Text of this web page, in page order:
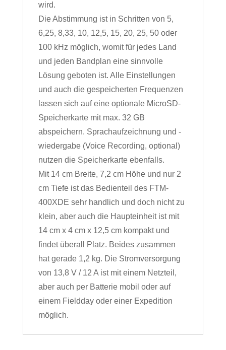
wird.
Die Abstimmung ist in Schritten von 5,
6,25, 8,33, 10, 12,5, 15, 20, 25, 50 oder
100 kHz möglich, womit für jedes Land
und jeden Bandplan eine sinnvolle
Lösung geboten ist. Alle Einstellungen
und auch die gespeicherten Frequenzen
lassen sich auf eine optionale MicroSD-
Speicherkarte mit max. 32 GB
abspeichern. Sprachaufzeichnung und -
wiedergabe (Voice Recording, optional)
nutzen die Speicherkarte ebenfalls.
Mit 14 cm Breite, 7,2 cm Höhe und nur 2
cm Tiefe ist das Bedienteil des FTM-
400XDE sehr handlich und doch nicht zu
klein, aber auch die Haupteinheit ist mit
14 cm x 4 cm x 12,5 cm kompakt und
findet überall Platz. Beides zusammen
hat gerade 1,2 kg. Die Stromversorgung
von 13,8 V / 12 A ist mit einem Netzteil,
aber auch per Batterie mobil oder auf
einem Fieldday oder einer Expedition
möglich.